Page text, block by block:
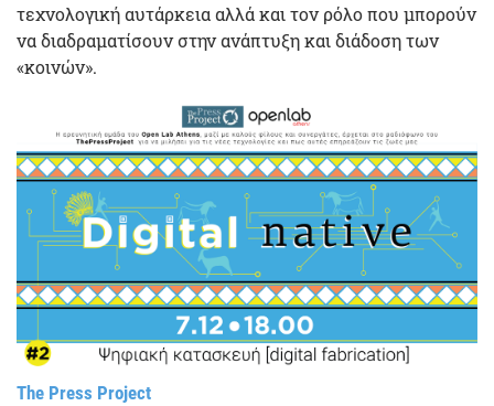
τεχνολογική αυτάρκεια αλλά και τον ρόλο που μπορούν
να διαδραματίσουν στην ανάπτυξη και διάδοση των
«κοινών».
The Press Project